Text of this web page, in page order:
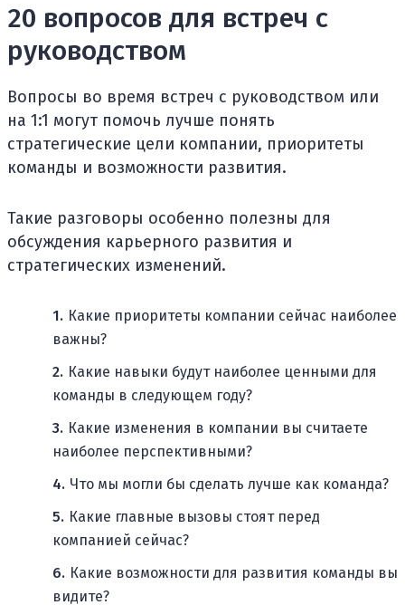
20 вопросов для встреч с
руководством
Вопросы во время встреч с руководством или
на 1:1 могут помочь лучше понять
стратегические цели компании, приоритеты
команды и возможности развития.
Такие разговоры особенно полезны для
обсуждения карьерного развития и
стратегических изменений.
Какие приоритеты компании сейчас наиболее
важны?
Какие навыки будут наиболее ценными для
команды в следующем году?
Какие изменения в компании вы считаете
наиболее перспективными?
Что мы могли бы сделать лучше как команда?
Какие главные вызовы стоят перед
компанией сейчас?
Какие возможности для развития команды вы
видите?